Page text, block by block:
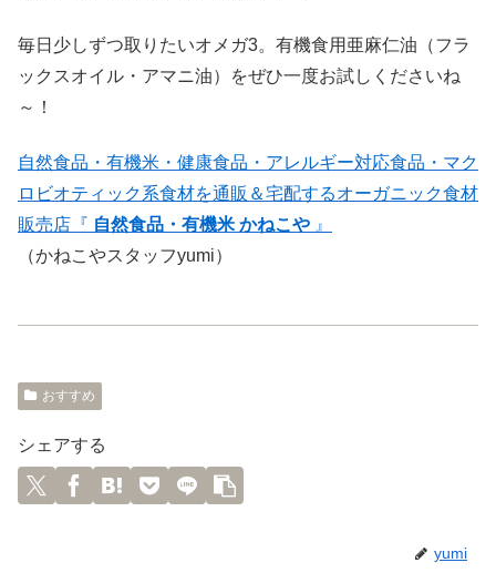
毎日少しずつ取りたいオメガ3。有機食用亜麻仁油（フラ
ックスオイル・アマニ油）をぜひ一度お試しくださいね
～！
自然食品・有機米・健康食品・アレルギー対応食品・マク
ロビオティック系食材を通販＆宅配するオーガニック食材
販売店『 自然食品・有機米 かねこや 』
（かねこやスタッフyumi）
おすすめ
シェアする
yumi